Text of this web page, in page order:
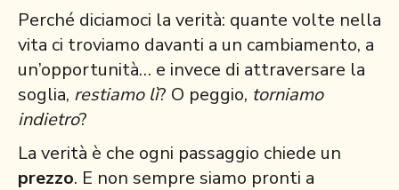
Perché diciamoci la verità: quante volte nella
vita ci troviamo davanti a un cambiamento, a
un’opportunità… e invece di attraversare la
soglia, restiamo lì? O peggio, torniamo
indietro?
La verità è che ogni passaggio chiede un
prezzo. E non sempre siamo pronti a